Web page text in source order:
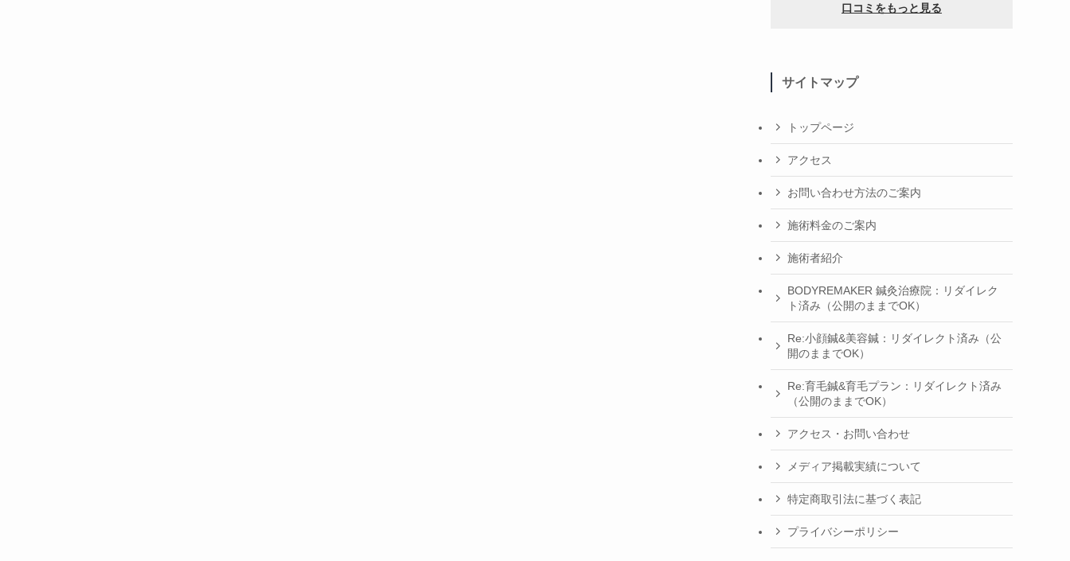
サイトマップ
トップページ
アクセス
お問い合わせ方法のご案内
施術料金のご案内
施術者紹介
BODYREMAKER 鍼灸治療院：リダイレク
ト済み（公開のままでOK）
Re:小顔鍼&美容鍼：リダイレクト済み（公
開のままでOK）
Re:育毛鍼&育毛プラン：リダイレクト済み
（公開のままでOK）
アクセス・お問い合わせ
メディア掲載実績について
特定商取引法に基づく表記
プライバシーポリシー